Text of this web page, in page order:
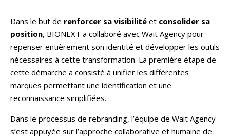
Dans le but de renforcer sa visibilité et consolider sa
position, BIONEXT a collaboré avec Wait Agency pour
repenser entièrement son identité et développer les outils
nécessaires à cette transformation. La première étape de
cette démarche a consisté à unifier les différentes
marques permettant une identification et une
reconnaissance simplifiées.
Dans le processus de rebranding, l’équipe de Wait Agency
s’est appuyée sur l’approche collaborative et humaine de